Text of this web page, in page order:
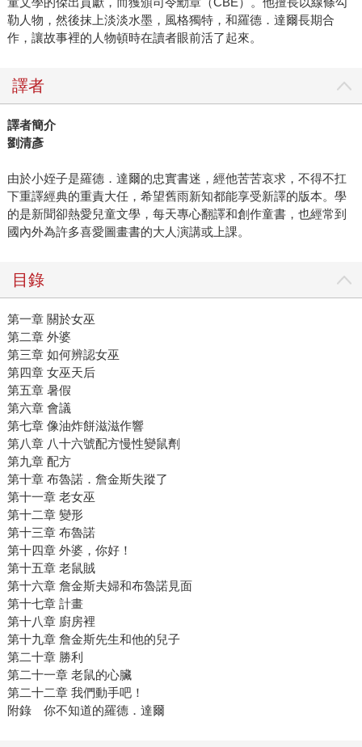
勒人物，然後抹上淡淡水墨，風格獨特，和羅德．達爾長期合
作，讓故事裡的人物頓時在讀者眼前活了起來。
譯者
譯者簡介
劉清彥
由於小姪子是羅德．達爾的忠實書迷，經他苦苦哀求，不得不扛
下重譯經典的重責大任，希望舊雨新知都能享受新譯的版本。學
的是新聞卻熱愛兒童文學，每天專心翻譯和創作童書，也經常到
國內外為許多喜愛圖畫書的大人演講或上課。
目錄
第一章 關於女巫
第二章 外婆
第三章 如何辨認女巫
第四章 女巫天后
第五章 暑假
第六章 會議
第七章 像油炸餅滋滋作響
第八章 八十六號配方慢性變鼠劑
第九章 配方
第十章 布魯諾．詹金斯失蹤了
第十一章 老女巫
第十二章 變形
第十三章 布魯諾
第十四章 外婆，你好！
第十五章 老鼠賊
第十六章 詹金斯夫婦和布魯諾見面
第十七章 計畫
第十八章 廚房裡
第十九章 詹金斯先生和他的兒子
第二十章 勝利
第二十一章 老鼠的心臟
第二十二章 我們動手吧！
附錄 你不知道的羅德．達爾